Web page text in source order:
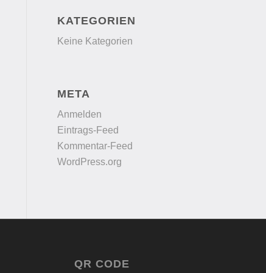
KATEGORIEN
Keine Kategorien
META
Anmelden
Eintrags-Feed
Kommentar-Feed
WordPress.org
QR CODE